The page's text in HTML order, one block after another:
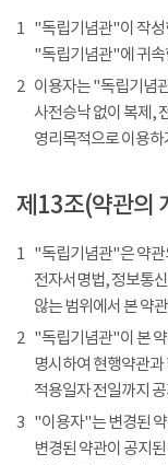
1 "독립기념관"이 작성
"독립기념관"에 귀속
2 이용자는 "독립기념
사전승낙 없이 복제,
영리목적으로 이용
제13조(약관의
1 "독립기념관"은 약
전자서명법, 정보통
않는 범위에서 본 약
2 "독립기념관"이 본
명시하여 현행약관과
적용일자 전일까지
3 "이용자"는 변경된
변경된 약관이 공지